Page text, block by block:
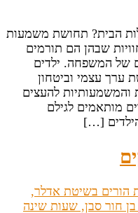
הבית? תחושת משמעות
שבהן הם תורמים
של המשפחה. ילדים
ערך עצמי וביטחון
והמשמעותיות להעצים
מותאמים לגילם
[…]